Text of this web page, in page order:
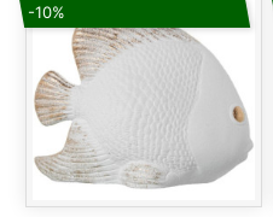
-10%